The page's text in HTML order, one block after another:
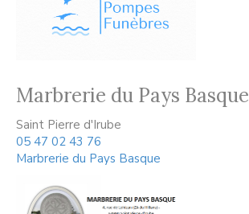
Marbrerie du Pays Basque
Saint Pierre d'Irube
05 47 02 43 76
Marbrerie du Pays Basque